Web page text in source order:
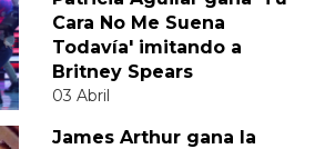
Cara No Me Suena
Todavía' imitando a
Britney Spears
03 Abril
James Arthur gana la